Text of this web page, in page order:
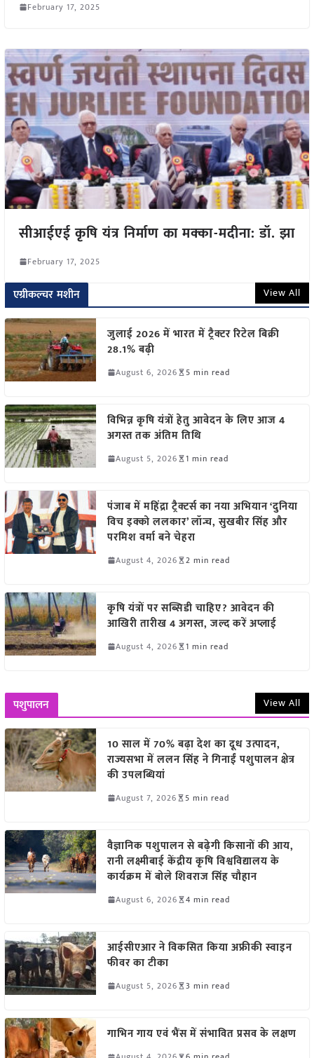
February 17, 2025
सीआईएई कृषि यंत्र निर्माण का मक्का-मदीना: डॉ. झा
February 17, 2025
एग्रीकल्चर मशीन View All
जुलाई 2026 में भारत में ट्रैक्टर रिटेल बिक्री
28.1% बढ़ी
August 6, 2026 5 min read
विभिन्न कृषि यंत्रों हेतु आवेदन के लिए आज 4
अगस्त तक अंतिम तिथि
August 5, 2026 1 min read
पंजाब में महिंद्रा ट्रैक्टर्स का नया अभियान ‘दुनिया
विच इक्को ललकार’ लॉन्च, सुखबीर सिंह और
परमिश वर्मा बने चेहरा
August 4, 2026 2 min read
कृषि यंत्रों पर सब्सिडी चाहिए? आवेदन की
आखिरी तारीख 4 अगस्त, जल्द करें अप्लाई
August 4, 2026 1 min read
पशुपालन View All
10 साल में 70% बढ़ा देश का दूध उत्पादन,
राज्यसभा में ललन सिंह ने गिनाईं पशुपालन क्षेत्र
की उपलब्धियां
August 7, 2026 5 min read
वैज्ञानिक पशुपालन से बढ़ेगी किसानों की आय,
रानी लक्ष्मीबाई केंद्रीय कृषि विश्वविद्यालय के
कार्यक्रम में बोले शिवराज सिंह चौहान
August 6, 2026 4 min read
आईसीएआर ने विकसित किया अफ्रीकी स्वाइन
फीवर का टीका
August 5, 2026 3 min read
गाभिन गाय एवं भैंस में संभावित प्रसव के लक्षण